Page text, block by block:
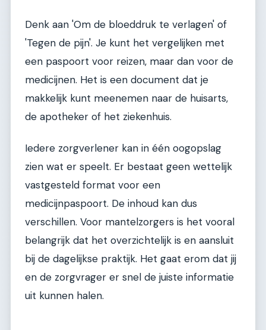
Denk aan 'Om de bloeddruk te verlagen' of
'Tegen de pijn'. Je kunt het vergelijken met
een paspoort voor reizen, maar dan voor de
medicijnen. Het is een document dat je
makkelijk kunt meenemen naar de huisarts,
de apotheker of het ziekenhuis.
Iedere zorgverlener kan in één oogopslag
zien wat er speelt. Er bestaat geen wettelijk
vastgesteld format voor een
medicijnpaspoort. De inhoud kan dus
verschillen. Voor mantelzorgers is het vooral
belangrijk dat het overzichtelijk is en aansluit
bij de dagelijkse praktijk. Het gaat erom dat jij
en de zorgvrager er snel de juiste informatie
uit kunnen halen.